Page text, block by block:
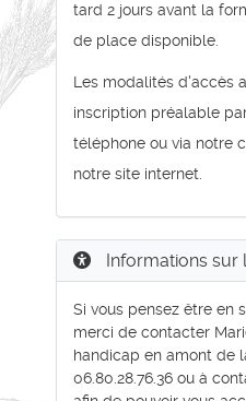
tard 2 jours avant la
de place disponible.
Les modalités d'accès
inscription préalable
téléphone ou via notre
notre site internet.
Informations sur
Si vous pensez être en
merci de contacter
handicap en amont de
06.80.28.76.36 ou à